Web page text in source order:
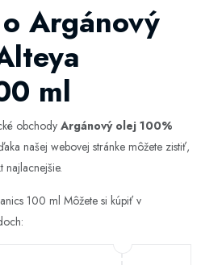
Argánový
ml
obchody Argánový olej 100%
našej webovej stránke môžete zistiť,
najlacnejšie.
100 ml Môžete si kúpiť v